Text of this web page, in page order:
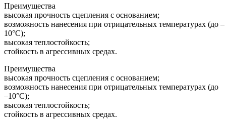
Преимущества
высокая прочность сцепления с основанием;
возможность нанесения при отрицательных температурах (до –
10°С);
высокая теплостойкость;
стойкость в агрессивных средах.
Преимущества
высокая прочность сцепления с основанием;
возможность нанесения при отрицательных температурах (до
–10°С);
высокая теплостойкость;
стойкость в агрессивных средах.